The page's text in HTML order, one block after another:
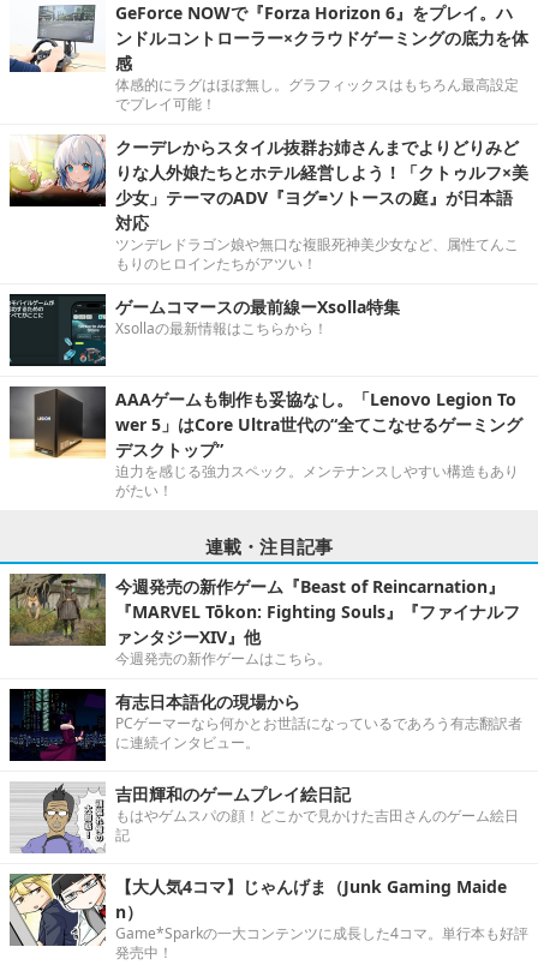
GeForce NOWで『Forza Horizon 6』をプレイ。ハ
ンドルコントローラー×クラウドゲーミングの底力を体
感
体感的にラグはほぼ無し。グラフィックスはもちろん最高設定
でプレイ可能！
クーデレからスタイル抜群お姉さんまでよりどりみど
りな人外娘たちとホテル経営しよう！「クトゥルフ×美
少女」テーマのADV『ヨグ=ソトースの庭』が日本語
対応
ツンデレドラゴン娘や無口な複眼死神美少女など、属性てんこ
もりのヒロインたちがアツい！
ゲームコマースの最前線ーXsolla特集
Xsollaの最新情報はこちらから！
AAAゲームも制作も妥協なし。「Lenovo Legion To
wer 5」はCore Ultra世代の“全てこなせるゲーミング
デスクトップ”
迫力を感じる強力スペック。メンテナンスしやすい構造もあり
がたい！
連載・注目記事
今週発売の新作ゲーム『Beast of Reincarnation』
『MARVEL Tōkon: Fighting Souls』『ファイナルフ
ァンタジーXIV』他
今週発売の新作ゲームはこちら。
有志日本語化の現場から
PCゲーマーなら何かとお世話になっているであろう有志翻訳者
に連続インタビュー。
吉田輝和のゲームプレイ絵日記
もはやゲムスパの顔！どこかで見かけた吉田さんのゲーム絵日
記
【大人気4コマ】じゃんげま（Junk Gaming Maide
n）
Game*Sparkの一大コンテンツに成長した4コマ。単行本も好評
発売中！